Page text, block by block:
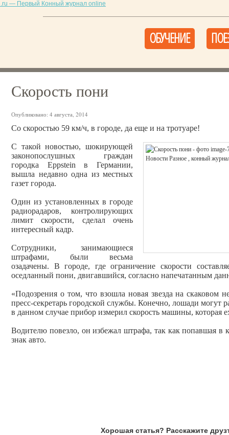
ОБУЧЕНИЕ
Скорость пони
Опубликовано: 4 августа, 2014
Со скоростью 59 км/ч, в городе, да еще и на тротуаре!
С такой новостью, шокирующей
законопослушных граждан
городка Eppstein в Германии,
вышла недавно одна из местных
газет города.
Один из установленных в городе
радиорадаров, контролирующих
лимит скорости, сделал очень
интересный кадр.
Сотрудники, занимающиеся
штрафами, были весьма
озадачены. В городе, где ограничение скорости
оседланный пони, двигавшийся, согласно напечатанным
«Подозрения о том, что взошла новая звезда на скаковом
пресс-секретарь городской службы. Конечно, лошади могут
в данном случае прибор измерил скорость машины, которая
Водителю повезло, он избежал штрафа, так как попавшая
знак авто.
Хорошая статья? Расскажите